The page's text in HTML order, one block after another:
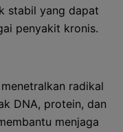
stabil yang dapat
penyakit kronis.
radikal
DNA, protein, dan
menjaga